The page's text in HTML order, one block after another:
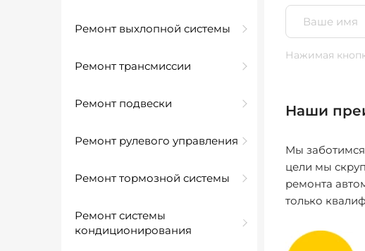
Ремонт выхлопной системы
Ремонт трансмиссии
Ремонт подвески
Ремонт рулевого управления
Ремонт тормозной системы
Ремонт системы
кондиционирования
Нажимая
Наши
Мы заботимся
цели мы
ремонта
только